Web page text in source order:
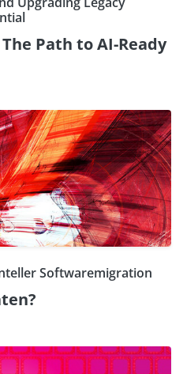
Path to AI-Ready
Softwaremigration